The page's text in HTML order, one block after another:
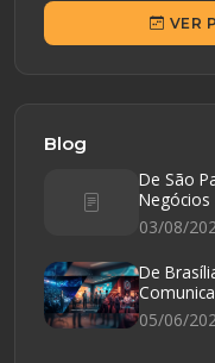
VER
Blog
De São
Negócios
03/08/
De
05/06/